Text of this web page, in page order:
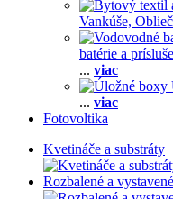
Vankúše,
batérie a
... viac
... viac
Fotovoltika
Kvetináče a substráty
Rozbalené a vystavené